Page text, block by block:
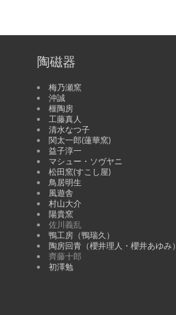
陶磁器
梅乃瀬窯
沖誠
榧陶房
工藤真人
清水なつ子
関太一郎(蓮華窯)
益子淳一
マシュー・ソヴヤニ
松田窯(すこし屋)
鳥居明生
風遊舎
村山大介
陽貴窯
佐川義乱
鴨工房（鴨瑞久）
陶房回青（櫻井理人・櫻井あゆみ）
齊藤十郎
初澤勉